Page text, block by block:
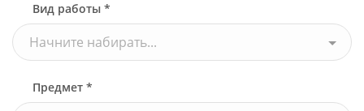
Вид работы *
Начните набирать...
Предмет *